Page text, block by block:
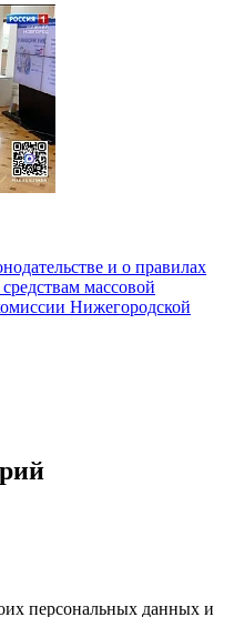
и о правилах
массовой
Нижегородской
персональных данных и